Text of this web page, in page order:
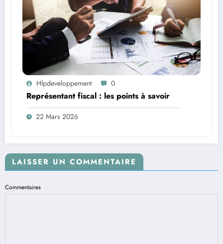
Hlpdeveloppement 0
Représentant fiscal : les points à savoir
22 Mars 2026
LAISSER UN COMMENTAIRE
Commentaires